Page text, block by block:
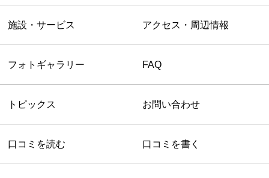
施設・サービス アクセス・周辺情報
フォトギャラリー FAQ
トピックス お問い合わせ
口コミを読む 口コミを書く